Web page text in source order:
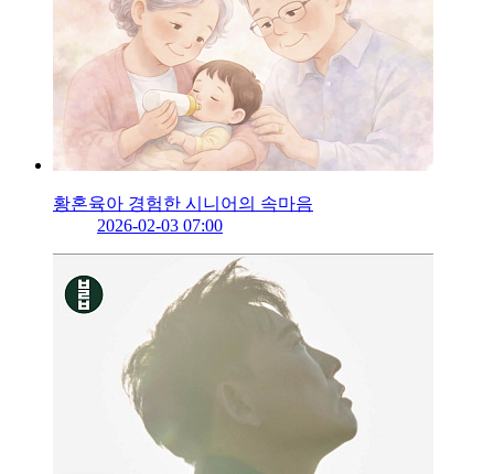
황혼육아 경험한 시니어의 속마음
2026-02-03 07:00